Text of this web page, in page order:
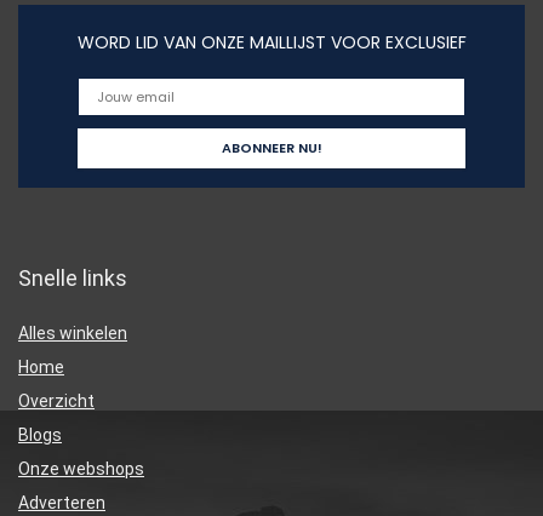
WORD LID VAN ONZE MAILLIJST VOOR EXCLUSIEF
Snelle links
Alles winkelen
Home
Overzicht
Blogs
Onze webshops
Adverteren